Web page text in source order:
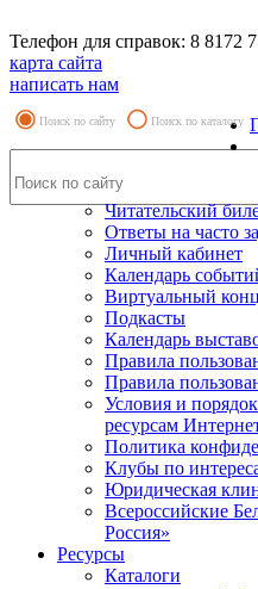
Телефон для справок: 8 8172
карта сайта
написать нам
Поиск по сайту Поиск по каталогу
Читательский
Ответы на часто
Личный кабинет
Календарь
Виртуальный
Подкасты
Календарь
Правила
Правила
Условия и
ресурсам
Политика
Клубы по
Юридическая
Всероссийские
Россия»
Ресурсы
Каталоги